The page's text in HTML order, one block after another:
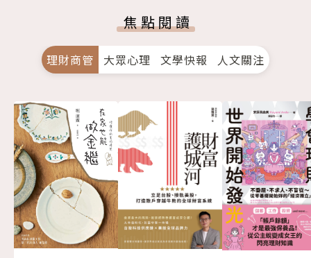
焦點閱讀
理財商管 大眾心理 文學快報 人文關注